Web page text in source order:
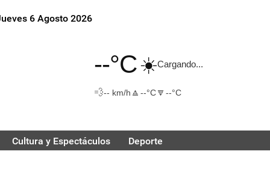
6 Agosto 2026
--°C☀️Cargando...
💨-- km/h 🔼 --°C🔽 --°C
Cultura y Espectáculos Deporte